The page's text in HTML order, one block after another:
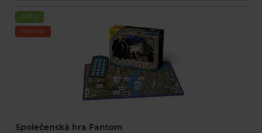
Akční
Novinka
Společenská hra Fantom